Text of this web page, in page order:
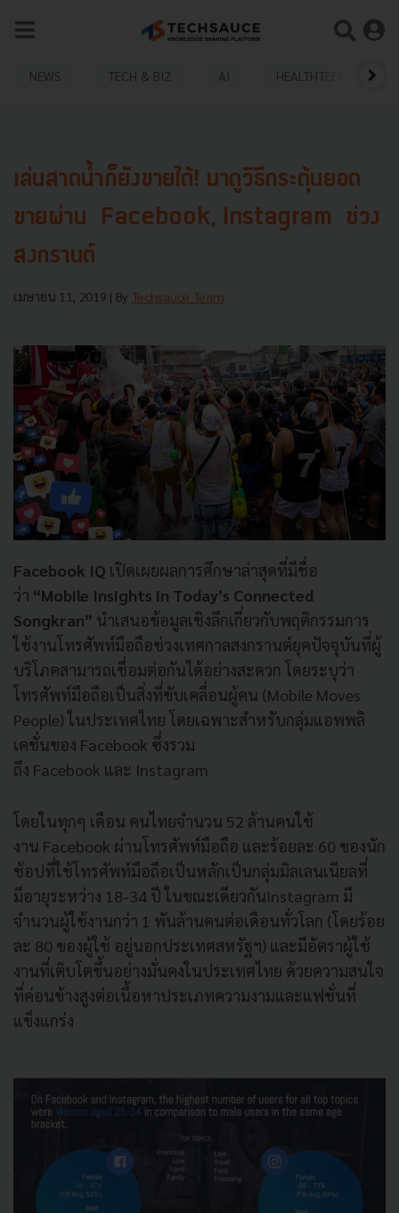
NEWS TECH & BIZ AI HEALTHTECH
เล่นสาดน้ำก็ยังขายได้! มาดูวิธีกระตุ้นยอด
ขายผ่าน Facebook, Instagram ช่วง
สงกรานต์
เมษายน 11, 2019 | By Techsauce Team
Facebook IQ เปิดเผยผลการศึกษาล่าสุดที่มีชื่อ
ว่า “Mobile Insights in Today’s Connected
Songkran” นำเสนอข้อมูลเชิงลึกเกี่ยวกับพฤติกรรมการ
ใช้งานโทรศัพท์มือถือช่วงเทศกาลสงกรานต์ยุคปัจจุบันที่ผู้
บริโภคสามารถเชื่อมต่อกันได้อย่างสะดวก โดยระบุว่า
โทรศัพท์มือถือเป็นสิ่งที่ขับเคลื่อนผู้คน (Mobile Moves
People) ในประเทศไทย โดยเฉพาะสำหรับกลุ่มแอพพลิ
เคชั่นของ Facebook ซึ่งรวม
ถึง Facebook และ Instagram
โดยในทุกๆ เดือน คนไทยจำนวน 52 ล้านคนใช้
งาน Facebook ผ่านโทรศัพท์มือถือ และร้อยละ 60 ของนัก
ช้อปที่ใช้โทรศัพท์มือถือเป็นหลักเป็นกลุ่มมิลเลนเนียลที่
มีอายุระหว่าง 18-34 ปี ในขณะเดียวกันInstagram มี
จำนวนผู้ใช้งานกว่า 1 พันล้านคนต่อเดือนทั่วโลก (โดยร้อย
ละ 80 ของผู้ใช้ อยู่นอกประเทศสหรัฐฯ) และมีอัตราผู้ใช้
งานที่เติบโตขึ้นอย่างมั่นคงในประเทศไทย ด้วยความสนใจ
ที่ค่อนข้างสูงต่อเนื้อหาประเภทความงามและแฟชั่นที่
แข็งแกร่ง